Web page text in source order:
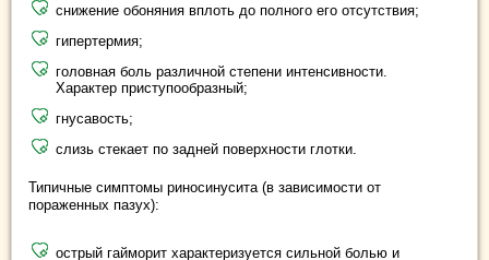
снижение обоняния вплоть до полного его отсутствия;
гипертермия;
головная боль различной степени интенсивности.
Характер приступообразный;
гнусавость;
слизь стекает по задней поверхности глотки.
Типичные симптомы риносинусита (в зависимости от
пораженных пазух):
острый гайморит характеризуется сильной болью и